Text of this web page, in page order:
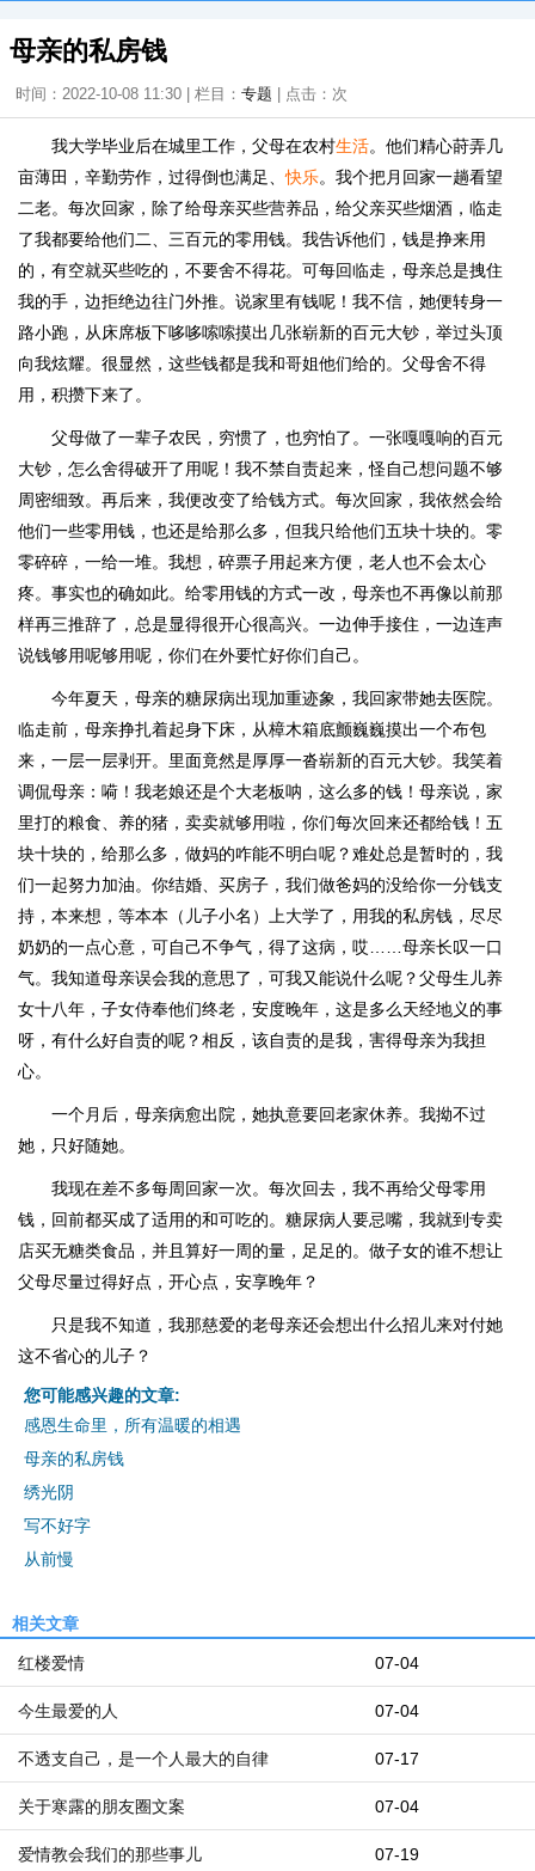
母亲的私房钱
时间：2022-10-08 11:30 | 栏目： 专题 | 点击： 次
我大学毕业后在城里工作，父母在农村生活。他们精心莳弄几
亩薄田，辛勤劳作，过得倒也满足、快乐。我个把月回家一趟看望
二老。每次回家，除了给母亲买些营养品，给父亲买些烟酒，临走
了我都要给他们二、三百元的零用钱。我告诉他们，钱是挣来用
的，有空就买些吃的，不要舍不得花。可每回临走，母亲总是拽住
我的手，边拒绝边往门外推。说家里有钱呢！我不信，她便转身一
路小跑，从床席板下哆哆嗦嗦摸出几张崭新的百元大钞，举过头顶
向我炫耀。很显然，这些钱都是我和哥姐他们给的。父母舍不得
用，积攒下来了。
父母做了一辈子农民，穷惯了，也穷怕了。一张嘎嘎响的百元
大钞，怎么舍得破开了用呢！我不禁自责起来，怪自己想问题不够
周密细致。再后来，我便改变了给钱方式。每次回家，我依然会给
他们一些零用钱，也还是给那么多，但我只给他们五块十块的。零
零碎碎，一给一堆。我想，碎票子用起来方便，老人也不会太心
疼。事实也的确如此。给零用钱的方式一改，母亲也不再像以前那
样再三推辞了，总是显得很开心很高兴。一边伸手接住，一边连声
说钱够用呢够用呢，你们在外要忙好你们自己。
今年夏天，母亲的糖尿病出现加重迹象，我回家带她去医院。
临走前，母亲挣扎着起身下床，从樟木箱底颤巍巍摸出一个布包
来，一层一层剥开。里面竟然是厚厚一沓崭新的百元大钞。我笑着
调侃母亲：嗬！我老娘还是个大老板呐，这么多的钱！母亲说，家
里打的粮食、养的猪，卖卖就够用啦，你们每次回来还都给钱！五
块十块的，给那么多，做妈的咋能不明白呢？难处总是暂时的，我
们一起努力加油。你结婚、买房子，我们做爸妈的没给你一分钱支
持，本来想，等本本（儿子小名）上大学了，用我的私房钱，尽尽
奶奶的一点心意，可自己不争气，得了这病，哎……母亲长叹一口
气。我知道母亲误会我的意思了，可我又能说什么呢？父母生儿养
女十八年，子女侍奉他们终老，安度晚年，这是多么天经地义的事
呀，有什么好自责的呢？相反，该自责的是我，害得母亲为我担
心。
一个月后，母亲病愈出院，她执意要回老家休养。我拗不过
她，只好随她。
我现在差不多每周回家一次。每次回去，我不再给父母零用
钱，回前都买成了适用的和可吃的。糖尿病人要忌嘴，我就到专卖
店买无糖类食品，并且算好一周的量，足足的。做子女的谁不想让
父母尽量过得好点，开心点，安享晚年？
只是我不知道，我那慈爱的老母亲还会想出什么招儿来对付她
这不省心的儿子？
您可能感兴趣的文章:
感恩生命里，所有温暖的相遇
母亲的私房钱
绣光阴
写不好字
从前慢
相关文章
07-04
红楼爱情
07-04
今生最爱的人
07-17
不透支自己，是一个人最大的自律
07-04
关于寒露的朋友圈文案
07-19
爱情教会我们的那些事儿